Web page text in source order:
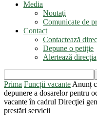
Media
Noutaţi
Comunicate de
Contact
Contactează
Depune o petiție
Alertează direcția
Prima Funcții vacante Anunț
depunere a dosarelor pentru
vacante în cadrul Direcţiei
prestări servicii